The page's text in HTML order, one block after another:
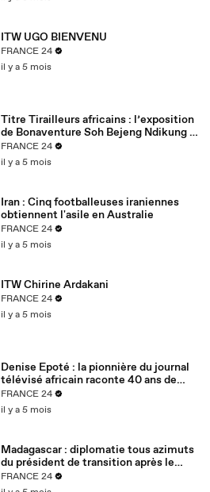
ITW UGO BIENVENU
FRANCE 24
il y a 5 mois
Titre Tirailleurs africains : l’exposition
de Bonaventure Soh Bejeng Ndikung à
Berlin
FRANCE 24
il y a 5 mois
Iran : Cinq footballeuses iraniennes
obtiennent l'asile en Australie
FRANCE 24
il y a 5 mois
ITW Chirine Ardakani
FRANCE 24
il y a 5 mois
Denise Epoté : la pionnière du journal
télévisé africain raconte 40 ans de
carrière
FRANCE 24
il y a 5 mois
Madagascar : diplomatie tous azimuts
du président de transition après le
putsch
FRANCE 24